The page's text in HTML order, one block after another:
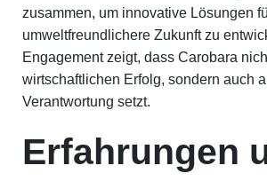
zusammen, um innovative Lösungen
umweltfreundlichere Zukunft zu
Engagement zeigt, dass Carobara
wirtschaftlichen Erfolg, sondern auch
Verantwortung setzt.
Erfahrungen